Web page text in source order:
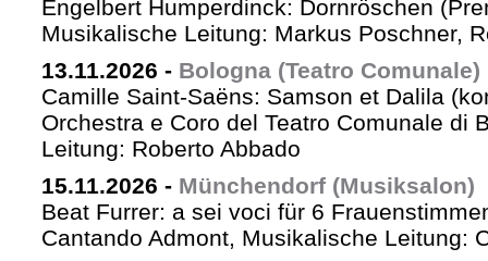
Engelbert Humperdinck: Dornröschen
Musikalische Leitung: Markus Poschner,
13.11.2026 - Bologna (Teatro Comunale)
Camille Saint-Saëns: Samson et Dalila
Orchestra e Coro del Teatro Comunale di
Leitung: Roberto Abbado
15.11.2026 - Münchendorf (Musiksalon)
Beat Furrer: a sei voci für 6
Cantando Admont, Musikalische Leitung: